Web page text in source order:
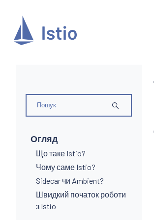
Огляд
Що таке Istio?
Чому саме Istio?
Sidecar чи Ambient?
Швидкий початок роботи
з Istio